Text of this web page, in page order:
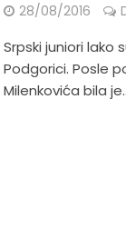
28/08/2016
Srpski juniori
Podgorici. Posle
Milenkovića bila